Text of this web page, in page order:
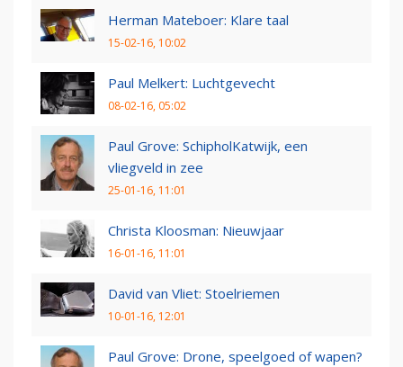
Herman Mateboer: Klare taal
15-02-16, 10:02
Paul Melkert: Luchtgevecht
08-02-16, 05:02
Paul Grove: SchipholKatwijk, een
vliegveld in zee
25-01-16, 11:01
Christa Kloosman: Nieuwjaar
16-01-16, 11:01
David van Vliet: Stoelriemen
10-01-16, 12:01
Paul Grove: Drone, speelgoed of wapen?